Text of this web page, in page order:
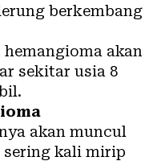
berkembang
hemangioma akan
sekitar usia 8
akan muncul
sering kali mirip